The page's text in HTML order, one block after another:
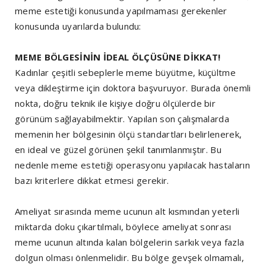
meme estetiği konusunda yapılmaması gerekenler
konusunda uyarılarda bulundu:
MEME BÖLGESİNİN İDEAL ÖLÇÜSÜNE DİKKAT!
Kadınlar çeşitli sebeplerle meme büyütme, küçültme
veya dikleştirme için doktora başvuruyor. Burada önemli
nokta, doğru teknik ile kişiye doğru ölçülerde bir
görünüm sağlayabilmektir. Yapılan son çalışmalarda
memenin her bölgesinin ölçü standartları belirlenerek,
en ideal ve güzel görünen şekil tanımlanmıştır. Bu
nedenle meme estetiği operasyonu yapılacak hastaların
bazı kriterlere dikkat etmesi gerekir.
Ameliyat sırasında meme ucunun alt kısmından yeterli
miktarda doku çıkartılmalı, böylece ameliyat sonrası
meme ucunun altında kalan bölgelerin sarkık veya fazla
dolgun olması önlenmelidir. Bu bölge gevşek olmamalı,